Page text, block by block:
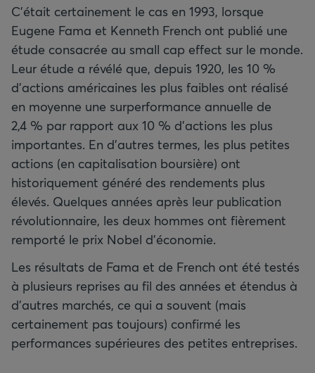
C’était certainement le cas en 1993, lorsque
Eugene Fama et Kenneth French ont publié une
étude consacrée au small cap effect sur le monde.
Leur étude a révélé que, depuis 1920, les 10 %
d’actions américaines les plus faibles ont réalisé
en moyenne une surperformance annuelle de
2,4 % par rapport aux 10 % d’actions les plus
importantes. En d’autres termes, les plus petites
actions (en capitalisation boursière) ont
historiquement généré des rendements plus
élevés. Quelques années après leur publication
révolutionnaire, les deux hommes ont fièrement
remporté le prix Nobel d’économie.
Les résultats de Fama et de French ont été testés
à plusieurs reprises au fil des années et étendus à
d’autres marchés, ce qui a souvent (mais
certainement pas toujours) confirmé les
performances supérieures des petites entreprises.